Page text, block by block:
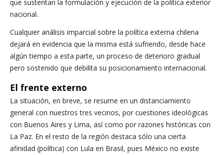
que sustentan la formulación y ejecución de la política exterior
nacional.
Cualquier análisis imparcial sobre la política externa chilena
dejará en evidencia que la misma está sufriendo, desde hace
algún tiempo a esta parte, un proceso de deterioro gradual
pero sostenido que debilita su posicionamiento internacional.
El frente externo
La situación, en breve, se resume en un distanciamiento
general con nuestros tres vecinos, por cuestiones ideológicas
con Buenos Aires y Lima, así como por razones históricas con
La Paz. En el resto de la región destaca sólo una cierta
afinidad (política) con Lula en Brasil, pues México no existe